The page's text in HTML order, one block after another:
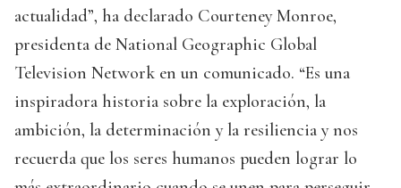
actualidad”, ha declarado Courteney Monroe,
presidenta de National Geographic Global
Television Network en un comunicado. “Es una
inspiradora historia sobre la exploración, la
ambición, la determinación y la resiliencia y nos
recuerda que los seres humanos pueden lograr lo